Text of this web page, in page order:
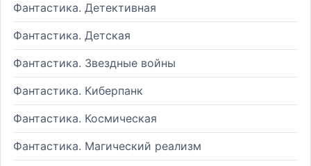
Фантастика. Детективная
Фантастика. Детская
Фантастика. Звездные войны
Фантастика. Киберпанк
Фантастика. Космическая
Фантастика. Магический реализм